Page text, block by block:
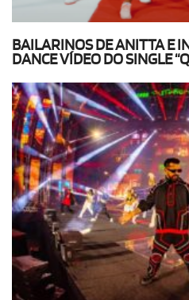
BAILARINOS DE ANITTA E
DANCE VÍDEO DO SINGLE